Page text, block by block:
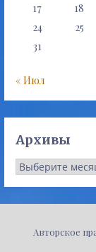
17
18
24
25
31
« Июл
Архивы
Архивы
Авторское